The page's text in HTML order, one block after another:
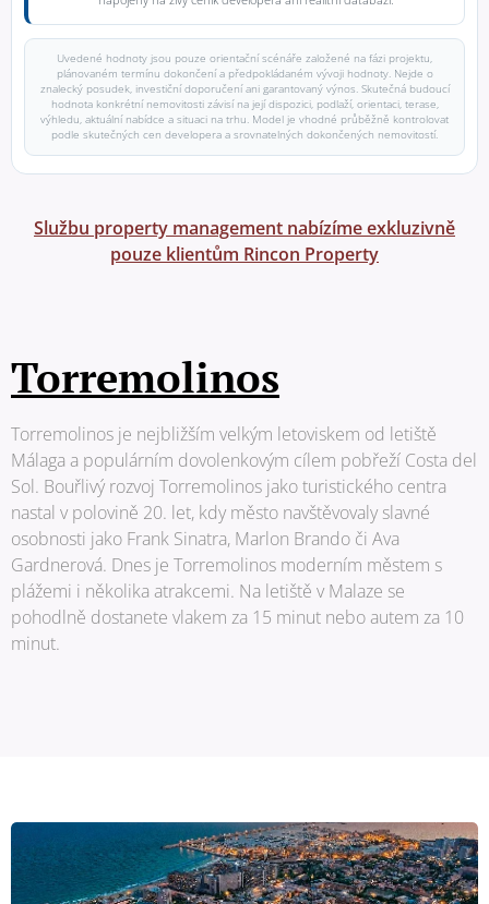
Uvedené hodnoty jsou pouze orientační scénáře založené na fázi projektu,
plánovaném termínu dokončení a předpokládaném vývoji hodnoty. Nejde o
znalecký posudek, investiční doporučení ani garantovaný výnos. Skutečná budoucí
hodnota konkrétní nemovitosti závisí na její dispozici, podlaží, orientaci, terase,
výhledu, aktuální nabídce a situaci na trhu. Model je vhodné průběžně kontrolovat
podle skutečných cen developera a srovnatelných dokončených nemovitostí.
Službu property management nabízíme exkluzivně
pouze klientům Rincon Property
Torremolinos
Torremolinos je nejbližším velkým letoviskem od letiště
Málaga a populárním dovolenkovým cílem pobřeží Costa del
Sol. Bouřlivý rozvoj Torremolinos jako turistického centra
nastal v polovině 20. let, kdy město navštěvovaly slavné
osobnosti jako Frank Sinatra, Marlon Brando či Ava
Gardnerová. Dnes je Torremolinos moderním městem s
plážemi i několika atrakcemi. Na letiště v Malaze se
pohodlně dostanete vlakem za 15 minut nebo autem za 10
minut.